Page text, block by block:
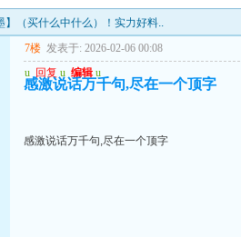
（买什么中什么）！实力好料..
7楼 发表于: 2026-02-06 00:08
u 回复 u 编辑 u
感激说话万千句,尽在一个顶字
感激说话万千句,尽在一个顶字